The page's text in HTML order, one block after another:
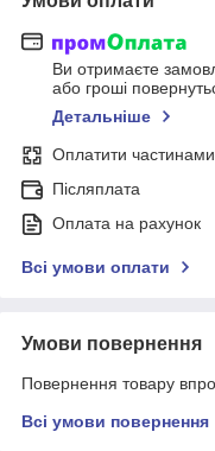
Ви отримаєте
або гроші
Детальніше
Оплатити частинами
Післяплата
Оплата на рахунок
Всі умови оплати
Умови повернення
Повернення товару
Всі умови повернення